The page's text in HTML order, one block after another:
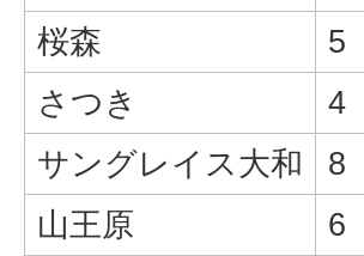
桜森
5
さつき
4
サングレイス大和
8
山王原
6